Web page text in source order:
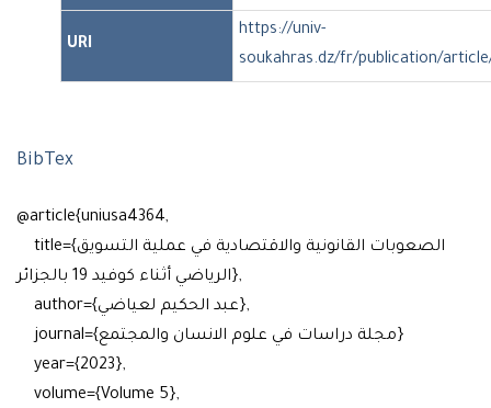
URI
https://univ-
soukahras.dz/fr/publication/
BibTex
@article{uniusa4364,
title={الصعوبات القانونية والاقتصادية في عملية التسويق
الرياضي أثناء كوفيد 19 بالجزائر},
author={عبد الحكيم لعياضي},
journal={مجلة دراسات في علوم الانسان والمجتمع}
year={2023},
volume={Volume 5},